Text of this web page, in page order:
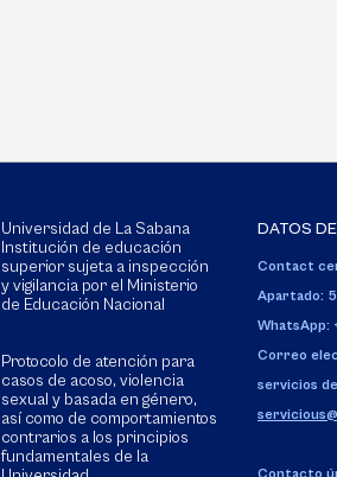
Universidad de La Sabana
Institución de educación
superior sujeta a inspección
y vigilancia por el Ministerio
de Educación Nacional
Protocolo de atención para
casos de acoso, violencia
sexual y basada en género,
así como de comportamientos
contrarios a los principios
fundamentales de la
DATOS
Contact
Apartado:
WhatsApp:
Correo
servicios